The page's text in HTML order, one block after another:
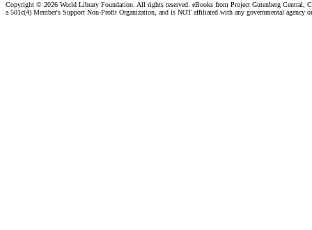
Copyright © 2026 World Library Foundation. All rights reserved. eBooks from Project Gutenberg Central,
a 501c(4) Member's Support Non-Profit Organization, and is NOT affiliated with any governmental agency